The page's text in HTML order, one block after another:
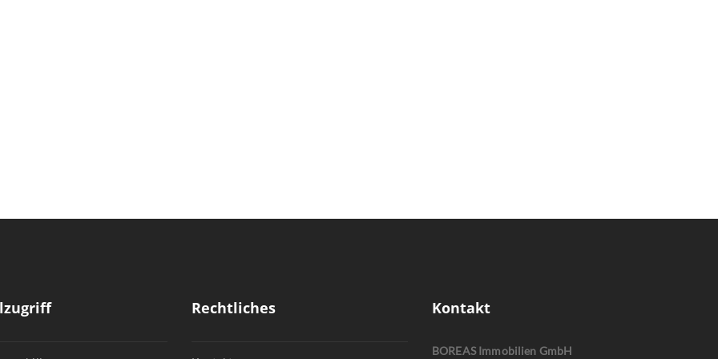
Rechtliches Kontakt
BOREAS Immobilien GmbH